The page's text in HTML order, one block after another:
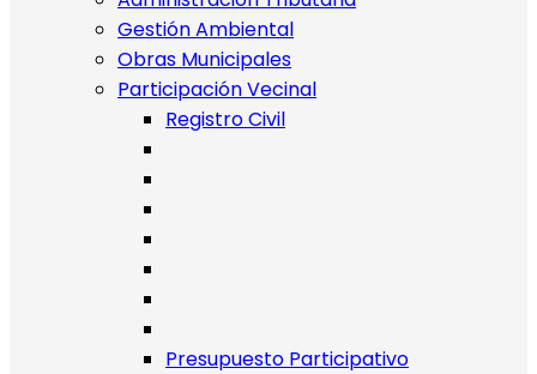
Gestión Ambiental
Obras Municipales
Participación Vecinal
Registro Civil
Presupuesto Participativo